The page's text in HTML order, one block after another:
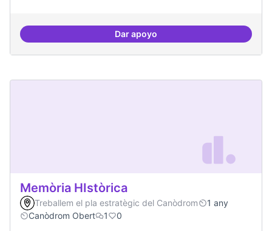
Dar apoyoArtistes i programari lliure
Memòria HIstòrica
Treballem el pla estratègic del Canòdrom
1 any
Canòdrom Obert
1 0